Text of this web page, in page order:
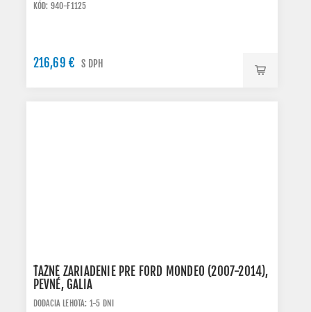
KÓD: 940-F1125
216,69 € S DPH
ŤAŽNÉ ZARIADENIE PRE FORD MONDEO (2007-2014),
PEVNÉ, GALIA
DODACIA LEHOTA: 1-5 DNI